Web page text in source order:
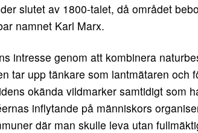
slutet av 1800-talet, då området
namnet Karl Marx.
intresse genom att kombinera
tar upp tänkare som lantmätaren och
okända vildmarker samtidigt som
inflytande på människors
där man skulle leva utan